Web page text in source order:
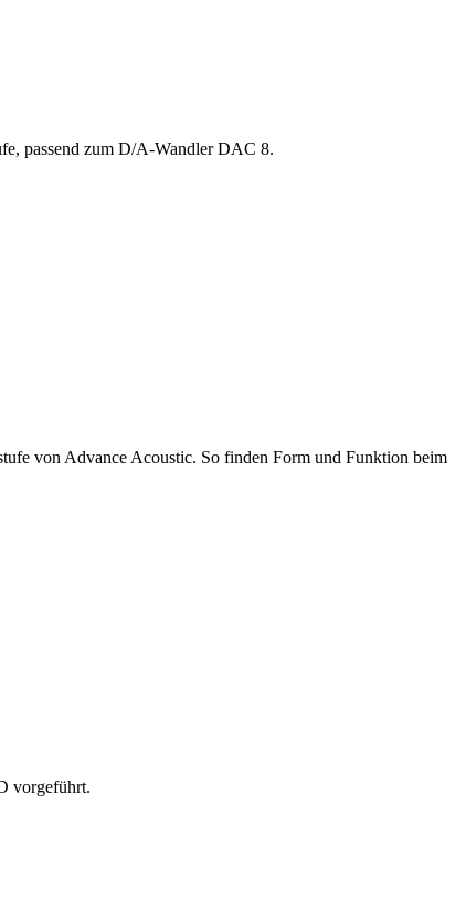
passend zum D/A-Wandler DAC 8.
von Advance Acoustic. So finden Form und Funktion beim
vorgeführt.